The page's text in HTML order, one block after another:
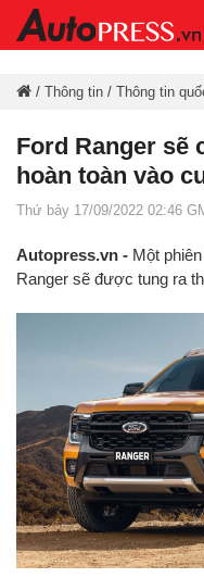
/ Thông tin / Thông tin
Ford Ranger sẽ
hoàn toàn vào
Thứ bảy 17/09/2022 02:46
Autopress.vn - Một
Ranger sẽ được tung ra